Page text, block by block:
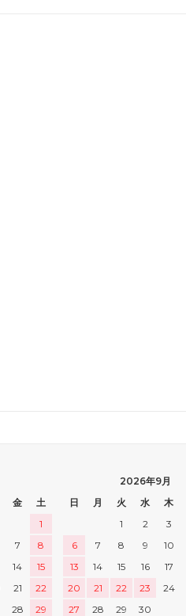
金
土
1
7
8
14
15
21
22
28
29
2026年9月
日
月 火 水 木
1
2 3
6
7 8 9 10
13
14 15 16 17
20
21 22 23 24
27
28 29 30